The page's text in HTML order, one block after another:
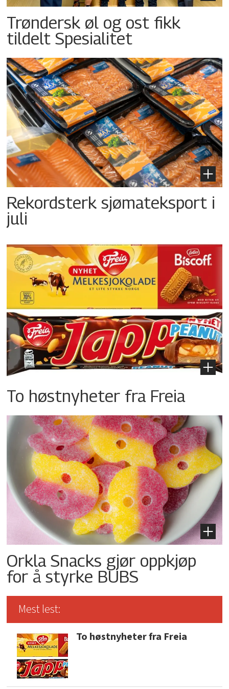
Trøndersk øl og ost fikk
tildelt Spesialitet
Rekordsterk sjømateksport i
juli
To høstnyheter fra Freia
Orkla Snacks gjør oppkjøp
for å styrke BUBS
Mest lest:
To høstnyheter fra Freia